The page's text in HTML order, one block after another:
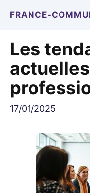
FRANCE-
Les
17/01/2025